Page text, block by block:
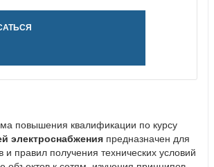
повышения квалификации по курсу
электроснабжения предназначен для
и правил получения технических условий